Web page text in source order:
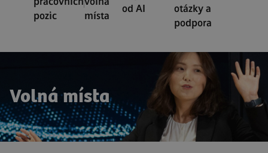
pozic
místa
od AI
otázky a
podpora
Volná místa